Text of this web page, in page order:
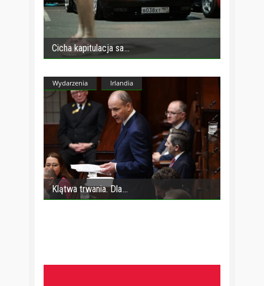
Cicha kapitulacja sa
Wydarzenia Irlandia
Klątwa trwania. Dla